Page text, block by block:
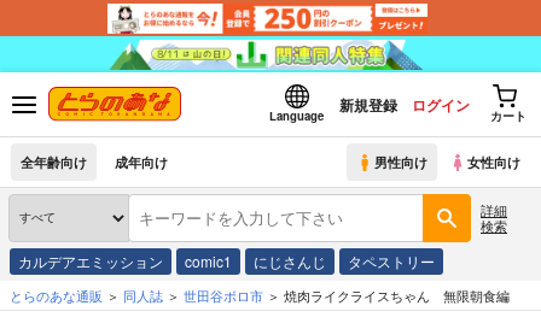
Language
新規登録 ログイン
カート
全年齢向け 成年向け 男性向け 女性向け
詳細
検索
カルデアエミッション comic1 にじさんじ タペストリー
とらのあな通販 同人誌 世田谷ボロ市 焼肉ライクライスちゃん 無限朝食編